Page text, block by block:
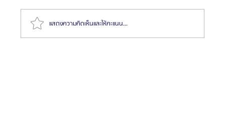
แสดงความคิดเห็นและให้คะแนน...